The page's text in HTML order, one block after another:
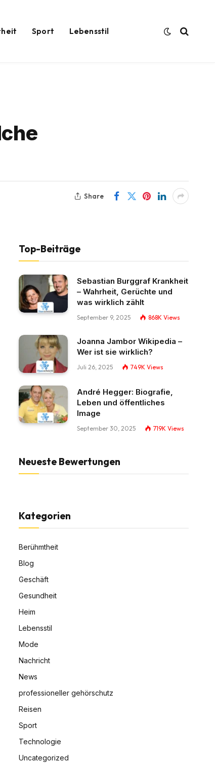
Sport Lebensstil
Share
Top-Beiträge
Sebastian Burggraf Krankheit
– Wahrheit, Gerüchte und
was wirklich zählt
September 9, 2025 868K Views
Joanna Jambor Wikipedia –
Wer ist sie wirklich?
Juli 26, 2025 749K Views
André Hegger: Biografie,
Leben und öffentliches
Image
September 30, 2025 719K Views
Neueste Bewertungen
Kategorien
Berühmtheit
Blog
Geschäft
Gesundheit
Heim
Lebensstil
Mode
Nachricht
News
professioneller gehörschutz
Reisen
Sport
Technologie
Uncategorized